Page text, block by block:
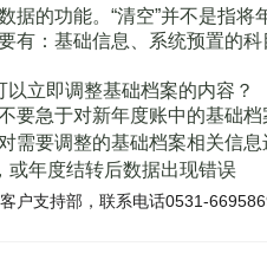
据的功能。 “清空”并不是指将
有：基础信息、系统预置的
立即调整基础档案的内容？
要急于对新年度账中的基础
需要调整的基础档案相关信
或年度结转后数据出现错误
户支持部，联系电话0531-